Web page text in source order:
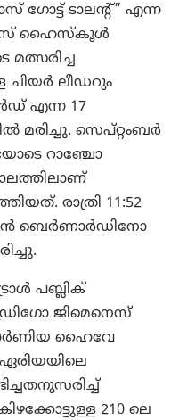
ഗോട്ട് ടാലൻ്റ്” എന്ന
ഹൈസ്‌കൂൾ
മത്സരിച്ച
ചിയർ ലീഡറും
എന്ന 17
മരിച്ചു. സെപ്റ്റംബർ
റാഞ്ചോ
രാത്രി 11:52
ബെർണാർഡിനോ
പബ്ലിക്
ജിമെനെസ്
ഹൈവേ
210 ലെ